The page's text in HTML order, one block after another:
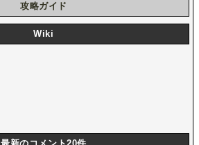
攻略ガイド
Wiki
最新のコメント20件